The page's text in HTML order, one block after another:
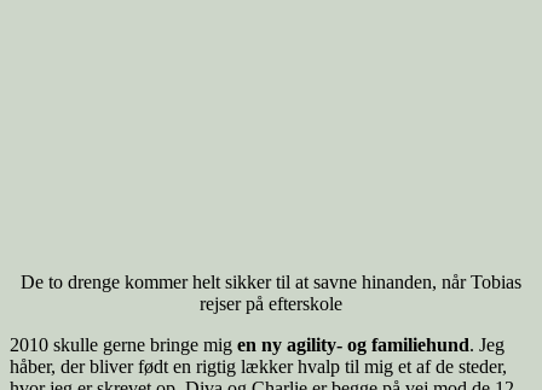
De to drenge kommer helt sikker til at savne hinanden, når Tobias
rejser på efterskole
2010 skulle gerne bringe mig en ny agility- og familiehund. Jeg
håber, der bliver født en rigtig lækker hvalp til mig et af de steder,